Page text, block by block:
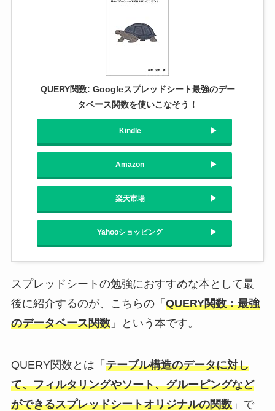
QUERY関数: Googleスプレッドシート最強のデー
タベース関数を使いこなそう！
Kindle
Amazon
楽天市場
Yahooショッピング
スプレッドシートの勉強におすすめな本として最
後に紹介するのが、こちらの「 QUERY関数：最強
のデータベース関数」という本です。
QUERY関数とは「 テーブル構造のデータに対し
て、フィルタリングやソート、グルーピングなど
ができるスプレッドシートオリジナルの関数」で